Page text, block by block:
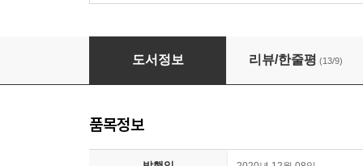
정의는 어떻게 실현되는가
도서정보 리뷰/한줄평 (13/9)
품목정보